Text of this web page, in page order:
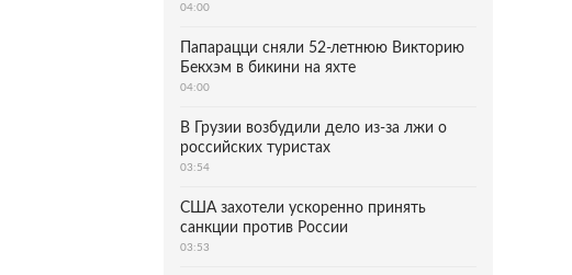
04:00
Папарацци сняли 52-летнюю Викторию
Бекхэм в бикини на яхте
04:00
В Грузии возбудили дело из-за лжи о
российских туристах
03:54
США захотели ускоренно принять
санкции против России
03:53